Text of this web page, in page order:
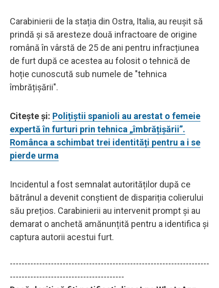
Carabinierii de la stația din Ostra, Italia, au reușit să
prindă și să aresteze două infractoare de origine
română în vârstă de 25 de ani pentru infracțiunea
de furt după ce acestea au folosit o tehnică de
hoție cunoscută sub numele de "tehnica
îmbrățișării".
Citește și: Polițiștii spanioli au arestat o femeie
expertă în furturi prin tehnica „îmbrățișării”.
Românca a schimbat trei identități pentru a i se
pierde urma
Incidentul a fost semnalat autorităților după ce
bătrânul a devenit conștient de dispariția colierului
său prețios. Carabinierii au intervenit prompt și au
demarat o anchetă amănunțită pentru a identifica și
captura autorii acestui furt.
--------------------------------------------------------------------
---------------------------------------